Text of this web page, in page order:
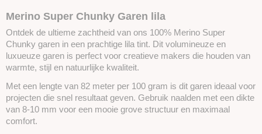
Merino Super Chunky Garen lila
Ontdek de ultieme zachtheid van ons 100% Merino Super
Chunky garen in een prachtige lila tint. Dit volumineuze en
luxueuze garen is perfect voor creatieve makers die houden van
warmte, stijl en natuurlijke kwaliteit.
Met een lengte van 82 meter per 100 gram is dit garen ideaal voor
projecten die snel resultaat geven. Gebruik naalden met een dikte
van 8-10 mm voor een mooie grove structuur en maximaal
comfort.